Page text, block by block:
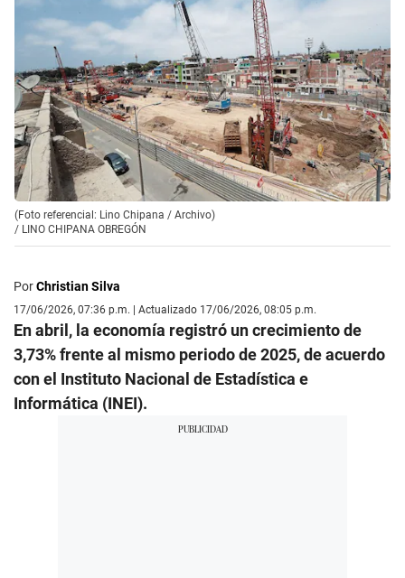
(Foto referencial: Lino Chipana / Archivo)
/ LINO CHIPANA OBREGÓN
PorChristian Silva
17/06/2026, 07:36 p.m. | Actualizado 17/06/2026, 08:05 p.m.
En abril, la economía registró un crecimiento de
3,73% frente al mismo periodo de 2025, de acuerdo
con el Instituto Nacional de Estadística e
Informática (INEI).